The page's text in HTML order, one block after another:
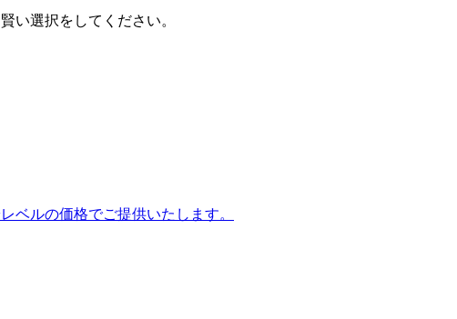
い選択をしてください。
ベルの価格でご提供いたします。